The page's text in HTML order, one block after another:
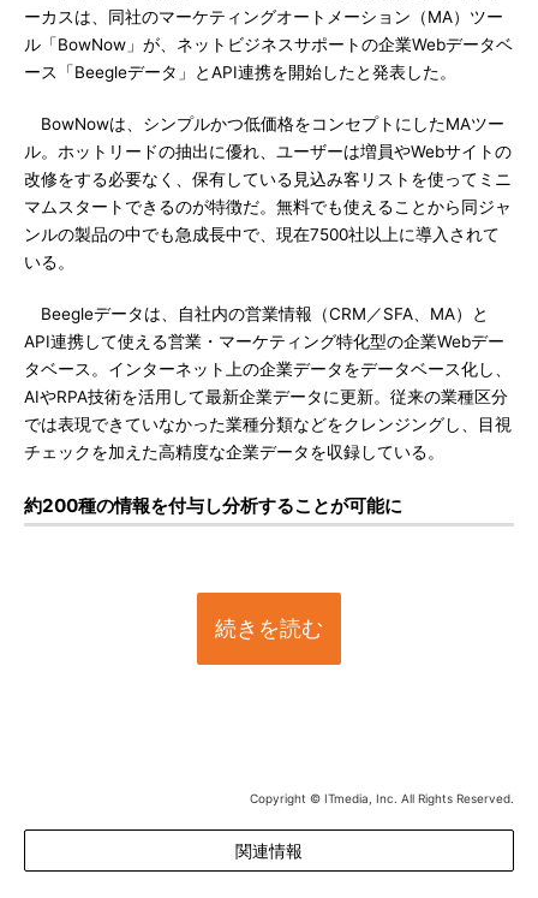
ーカスは、同社のマーケティングオートメーション（MA）ツー
ル「BowNow」が、ネットビジネスサポートの企業Webデータベ
ース「Beegleデータ」とAPI連携を開始したと発表した。
BowNowは、シンプルかつ低価格をコンセプトにしたMAツー
ル。ホットリードの抽出に優れ、ユーザーは増員やWebサイトの
改修をする必要なく、保有している見込み客リストを使ってミニ
マムスタートできるのが特徴だ。無料でも使えることから同ジャ
ンルの製品の中でも急成長中で、現在7500社以上に導入されて
いる。
Beegleデータは、自社内の営業情報（CRM／SFA、MA）と
API連携して使える営業・マーケティング特化型の企業Webデー
タベース。インターネット上の企業データをデータベース化し、
AIやRPA技術を活用して最新企業データに更新。従来の業種区分
では表現できていなかった業種分類などをクレンジングし、目視
チェックを加えた高精度な企業データを収録している。
約200種の情報を付与し分析することが可能に
続きを読む
Copyright © ITmedia, Inc. All Rights Reserved.
関連情報